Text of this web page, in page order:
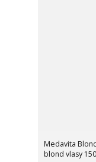
Medavita
blond vlasy